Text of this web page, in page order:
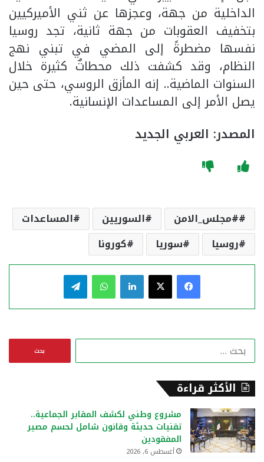
الداخلية من جهة، وعجزها عن ثني الأميركيين
بتخفيف العقوبات من جهة ثانية، تجد روسيا
نفسها مضطرةً إلى المضي في تبني نهج
النظام، وقد كشفت ذلك محطاتٌ كثيرة خلال
السنوات الماضية.. إنه المأزق الروسي، حتى حين
يصل الأمر إلى المساعدات الإنسانية.
المصدر: العربي الجديد
#مجلس_الامن السوريين
المساعدات
روسيا
سوريا كورونا
فيسبوك لينكدإن واتساب
ن
الأكثر قراءة
مشروع وطني لكشف المقابر الجماعية..
تقنيات حديثة وقانون شامل لحسم مصير
المفقودين
أغسطس 6, 2026